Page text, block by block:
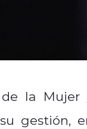
la Mujer
gestión,